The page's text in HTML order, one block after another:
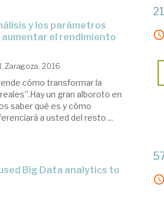
el rendimiento
Zaragoza, 2016
cómo transformar la
un gran alboroto en
saber qué es y cómo
a usted del resto ...